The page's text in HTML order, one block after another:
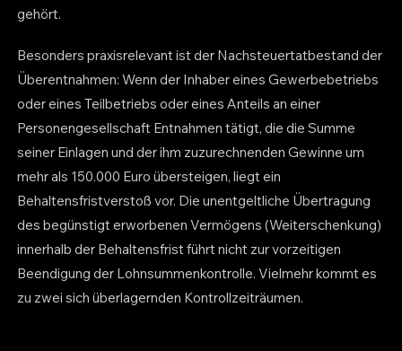
gehört.
Besonders praxisrelevant ist der Nachsteuertatbestand der
Überentnahmen: Wenn der Inhaber eines Gewerbebetriebs
oder eines Teilbetriebs oder eines Anteils an einer
Personengesellschaft Entnahmen tätigt, die die Summe
seiner Einlagen und der ihm zuzurechnenden Gewinne um
mehr als 150.000 Euro übersteigen, liegt ein
Behaltensfristverstoß vor. Die unentgeltliche Übertragung
des begünstigt erworbenen Vermögens (Weiterschenkung)
innerhalb der Behaltensfrist führt nicht zur vorzeitigen
Beendigung der Lohnsummenkontrolle. Vielmehr kommt es
zu zwei sich überlagernden Kontrollzeiträumen.